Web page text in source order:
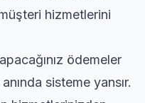
hizmetlerini
ödemeler
sisteme yansır.